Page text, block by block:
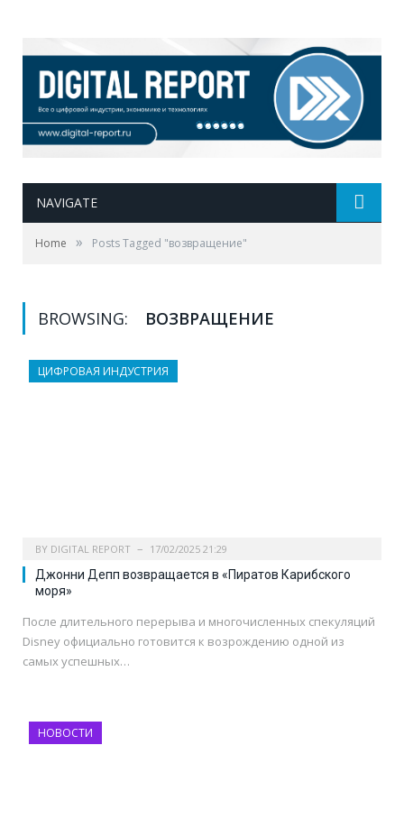
NAVIGATE
Home » Posts Tagged "возвращение"
BROWSING: ВОЗВРАЩЕНИЕ
ЦИФРОВАЯ ИНДУСТРИЯ
BY DIGITAL REPORT 17/02/2025 21:29
Джонни Депп возвращается в «Пиратов Карибского
моря»
После длительного перерыва и многочисленных спекуляций
Disney официально готовится к возрождению одной из
самых успешных…
НОВОСТИ